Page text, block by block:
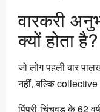
वारकरी
क्यों होता है?
जो लोग पहली बार
नहीं, बल्कि
पिंपरी-चिंचवड के 62